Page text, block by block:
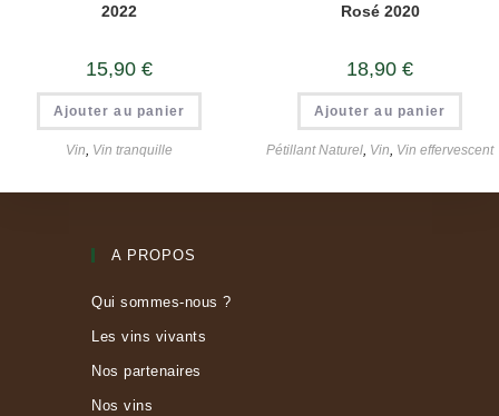
2022
15,90 €
Ajouter au panier
Vin, Vin tranquille
Rosé 2020
18,90 €
Ajouter au panier
Pétillant Naturel, Vin, Vin effervescent
A PROPOS
Qui sommes-nous ?
Les vins vivants
Nos partenaires
Nos vins